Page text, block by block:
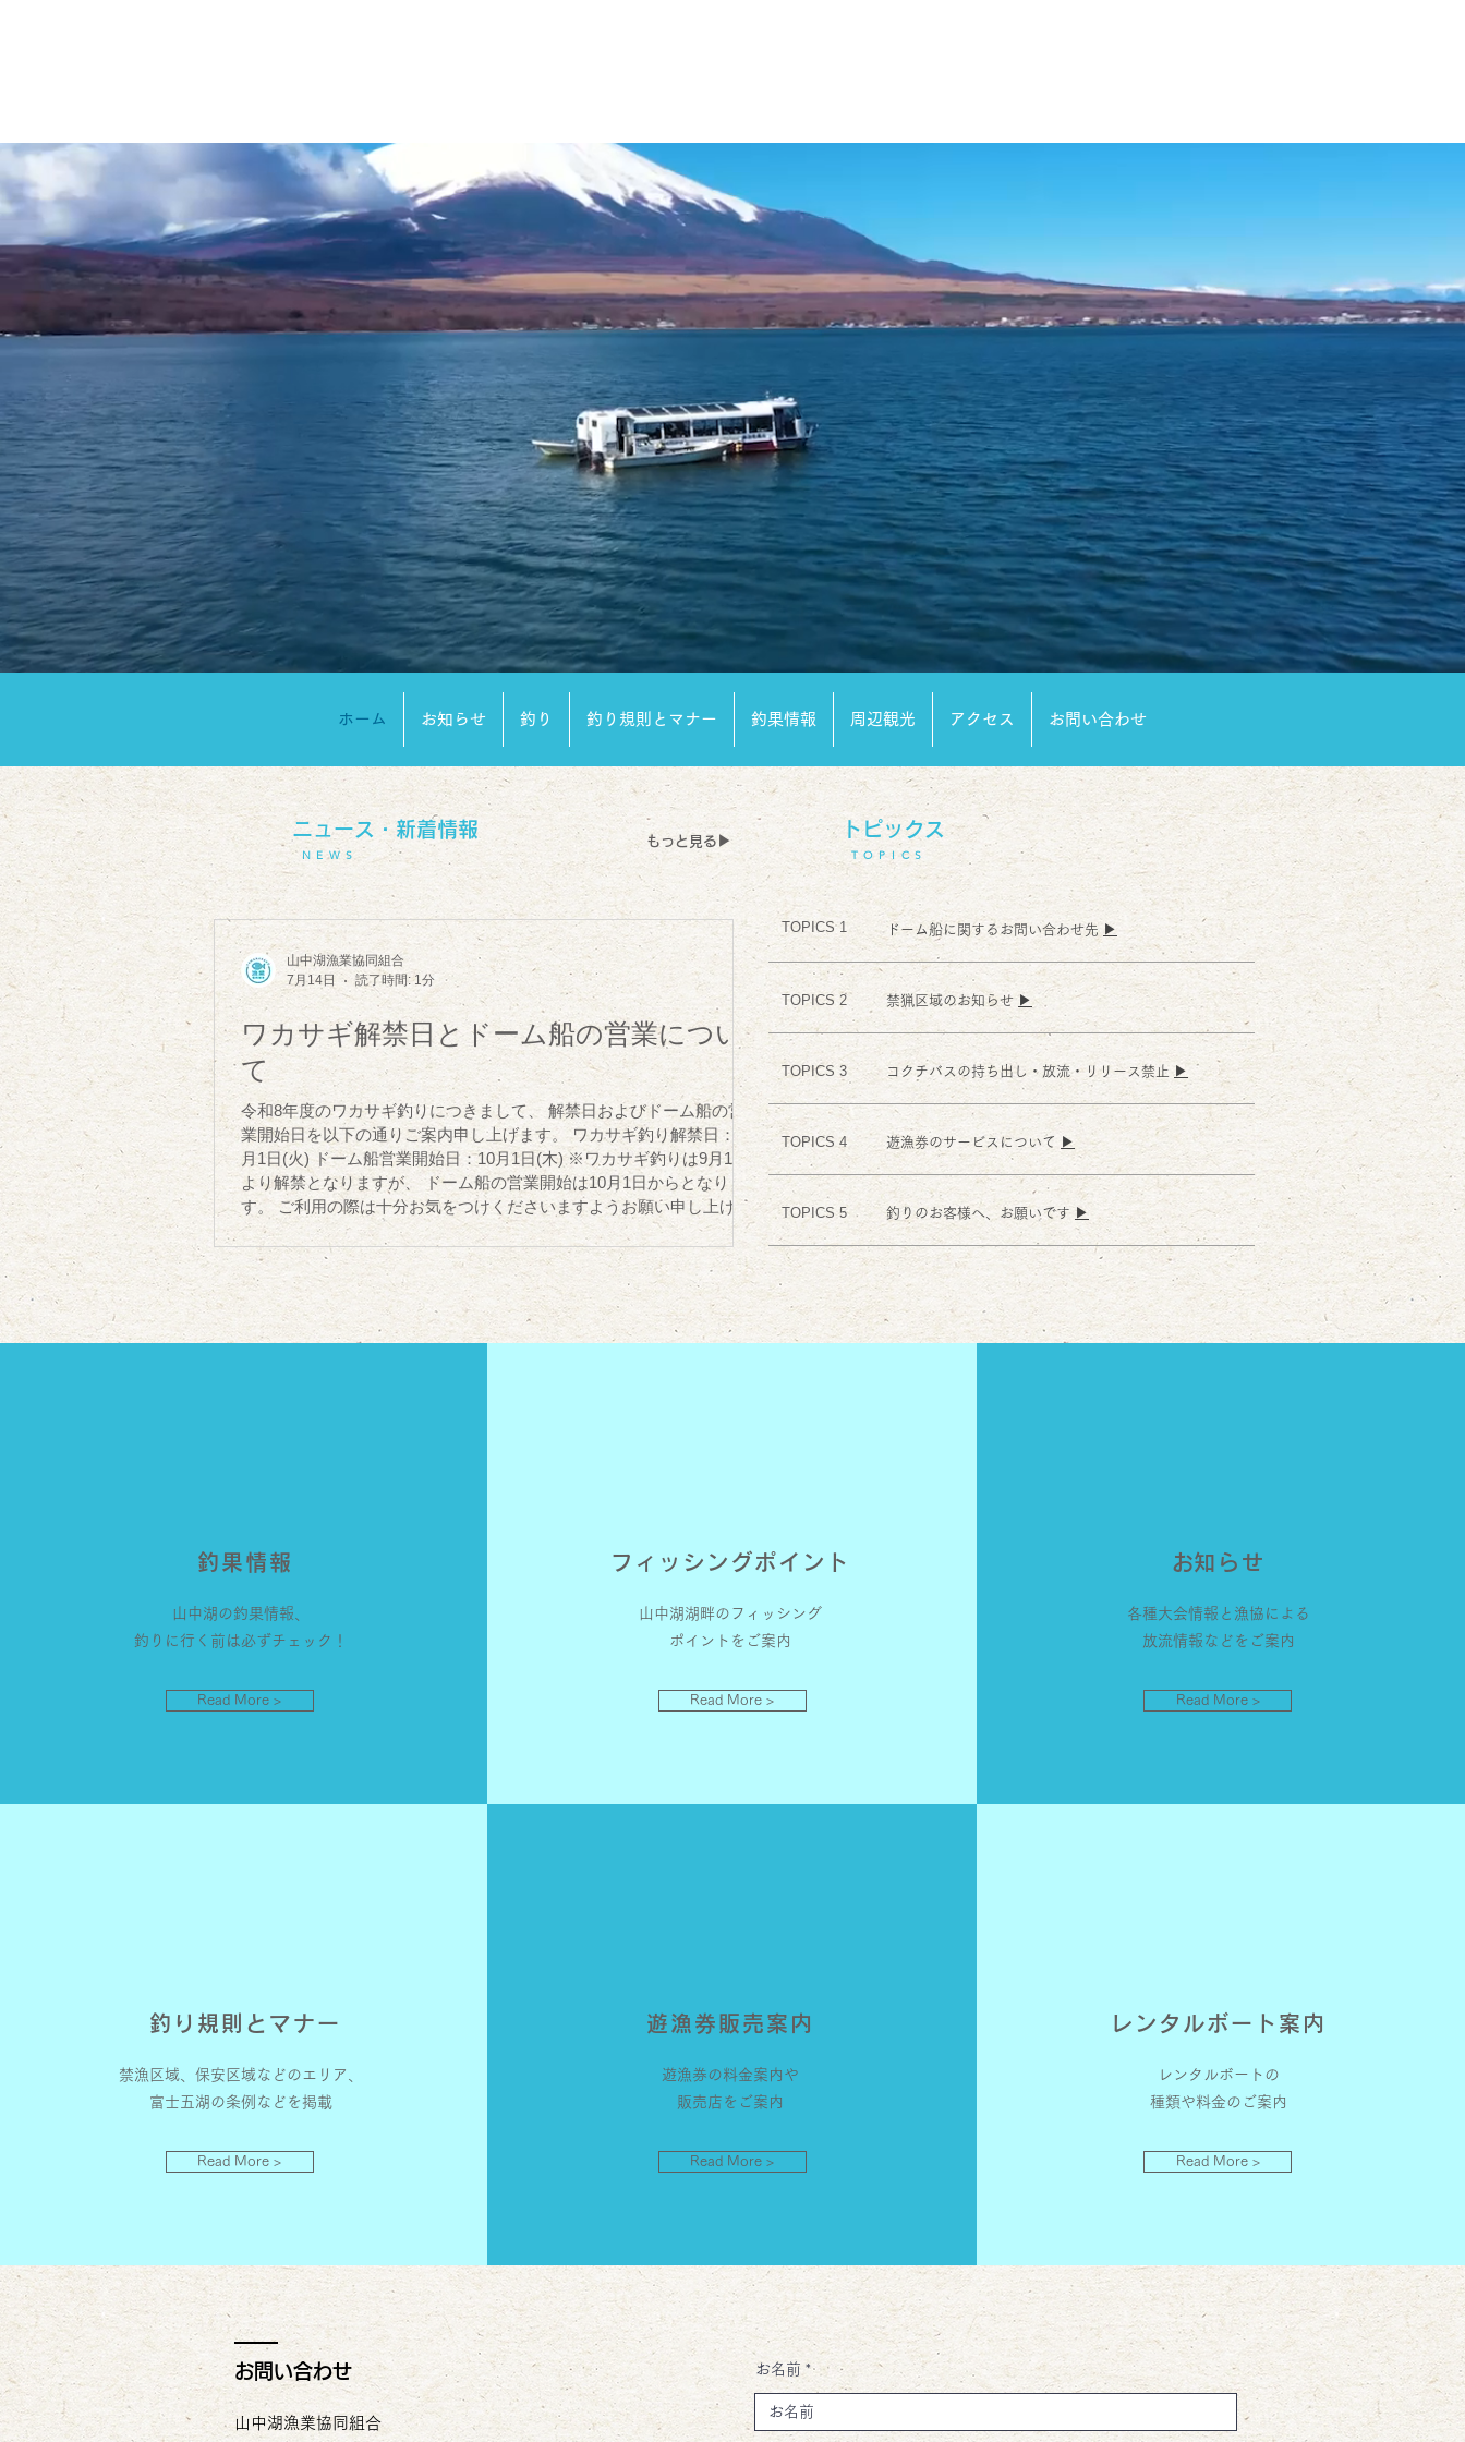
ホーム お知らせ 釣り 釣り規則とマナー 釣果情報 周辺観光 アクセス お問い合わせ
​ニュース・新着情報
NEWS
もっと見る▶︎
トピックス
TOPICS
ワカサギ解禁日とドーム船の営業につい
て
令和8年度のワカサギ釣りにつきまして、 解禁日およびドーム船の営
業開始日を以下の通りご案内申し上げます。 ワカサギ釣り解禁日：9
月1日(火) ドーム船営業開始日：10月1日(木) ※ワカサギ釣りは9月1日
より解禁となりますが、 ドーム船の営業開始は10月1日からとなりま
す。 ご利用の際は十分お気をつけくださいますようお願い申し上げま
す。
山中湖漁業協同組合
7月14日
読了時間: 1分
TOPICS 1 ドーム船に関するお問い合わせ先 ▶︎
TOPICS 2 禁猟区域のお知らせ ▶︎
TOPICS 3 コクチバスの持ち出し・放流・リリース禁止 ▶︎
TOPICS 4 遊漁券のサービスについて ▶︎
TOPICS 5 釣りのお客様へ、お願いです ▶︎
釣果情報
山中湖の釣果情報、
釣りに行く前は必ずチェック！
Read More >
フィッシングポイント
山中湖湖畔のフィッシング
ポイントをご案内
Read More >
​お知らせ
各種大会情報と漁協による
放流情報などをご案内
Read More >
釣り規則とマナー
禁漁区域、保安区域などのエリア、
富士五湖の条例などを掲載
Read More >
遊漁券販売案内
遊漁券の料金案内や
販売店をご案内
Read More >
レンタルボート案内
レンタルボートの
種類や料金のご案内
Read More >
お問い合わせ
山中湖漁業協同組合
お名前